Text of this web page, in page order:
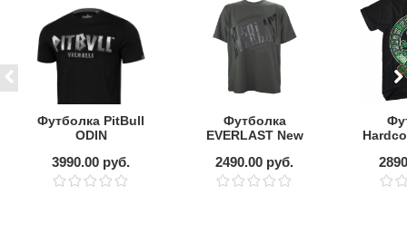
Футболка PitBull
ODIN
3990.00 руб.
Футболка
EVERLAST New
2490.00 руб.